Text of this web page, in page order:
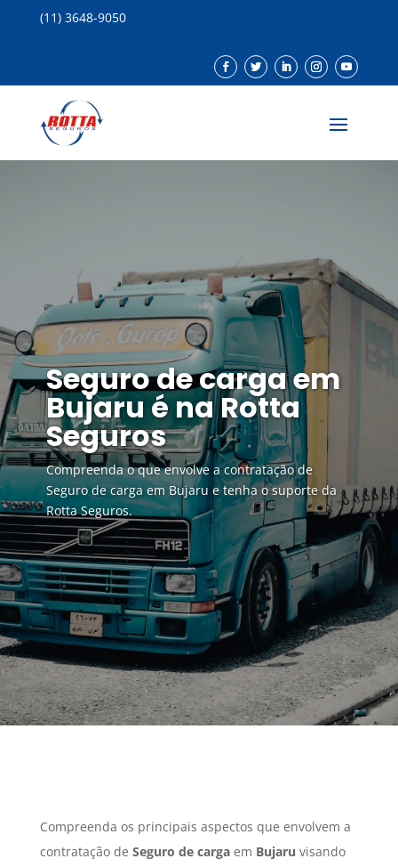
(11) 3648-9050
Seguro de carga em
Bujaru é na Rotta
Seguros
Compreenda o que envolve a contratação de
Seguro de carga em Bujaru e tenha o suporte da
Rotta Seguros.
Compreenda os principais aspectos que envolvem a
contratação de Seguro de cargaem Bujaru visando